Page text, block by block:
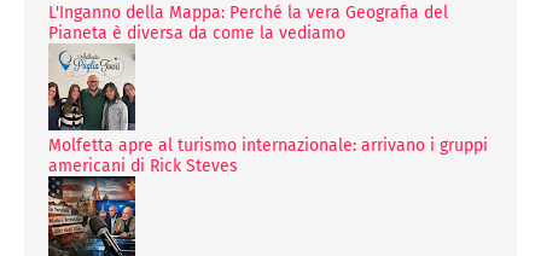
L'Inganno della Mappa: Perché la vera Geografia del
Pianeta è diversa da come la vediamo
Molfetta apre al turismo internazionale: arrivano i gruppi
americani di Rick Steves